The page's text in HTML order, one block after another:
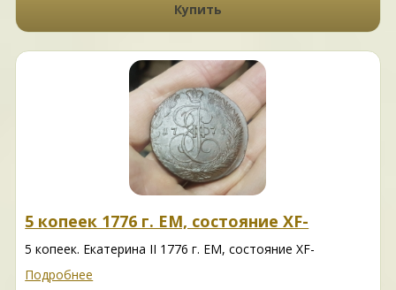
Купить
5 копеек 1776 г. ЕМ, состояние XF-
5 копеек. Екатерина II 1776 г. ЕМ, состояние XF-
Подробнее